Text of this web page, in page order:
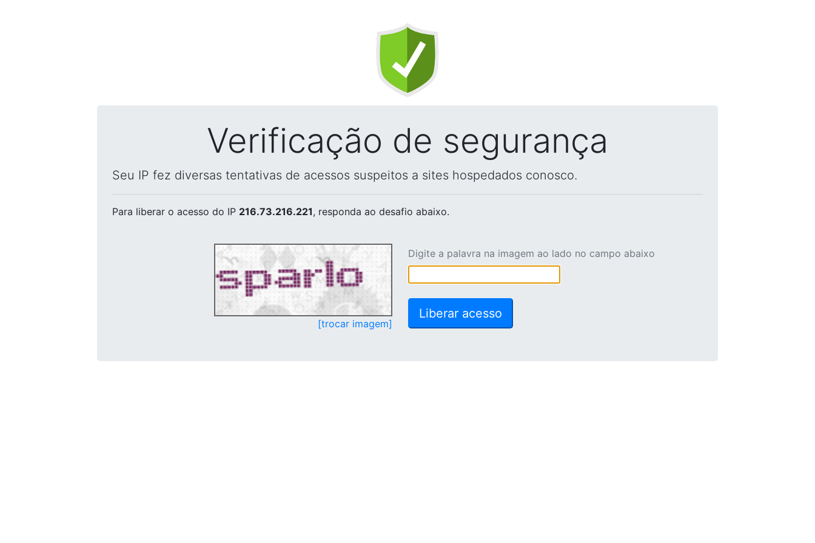
Verificação de segurança
Seu IP fez diversas tentativas de acessos suspeitos a sites hospedados conosco.
Para liberar o acesso do IP 216.73.216.221, responda ao desafio abaixo.
[trocar imagem]
Digite a palavra na imagem ao lado no campo abaixo